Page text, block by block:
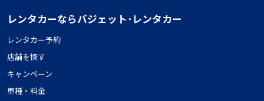
レンタカーならバジェット･レンタカー
レンタカー予約
店舗を探す
キャンペーン
車種・料金